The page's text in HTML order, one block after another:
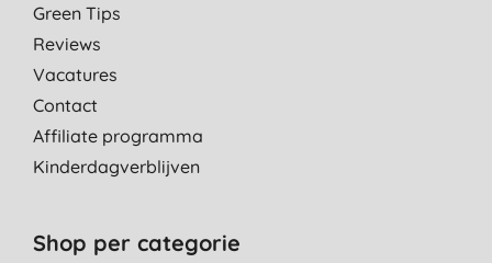
In het verleden goede ervaring mee gehad. Dit is alweer 7 jaar
geleden, dus we moeten het nog zien hoe het nu gaat bevallen.
Green Tips
Reviews
Vacatures
Contact
Affiliate programma
Kinderdagverblijven
Shop per categorie